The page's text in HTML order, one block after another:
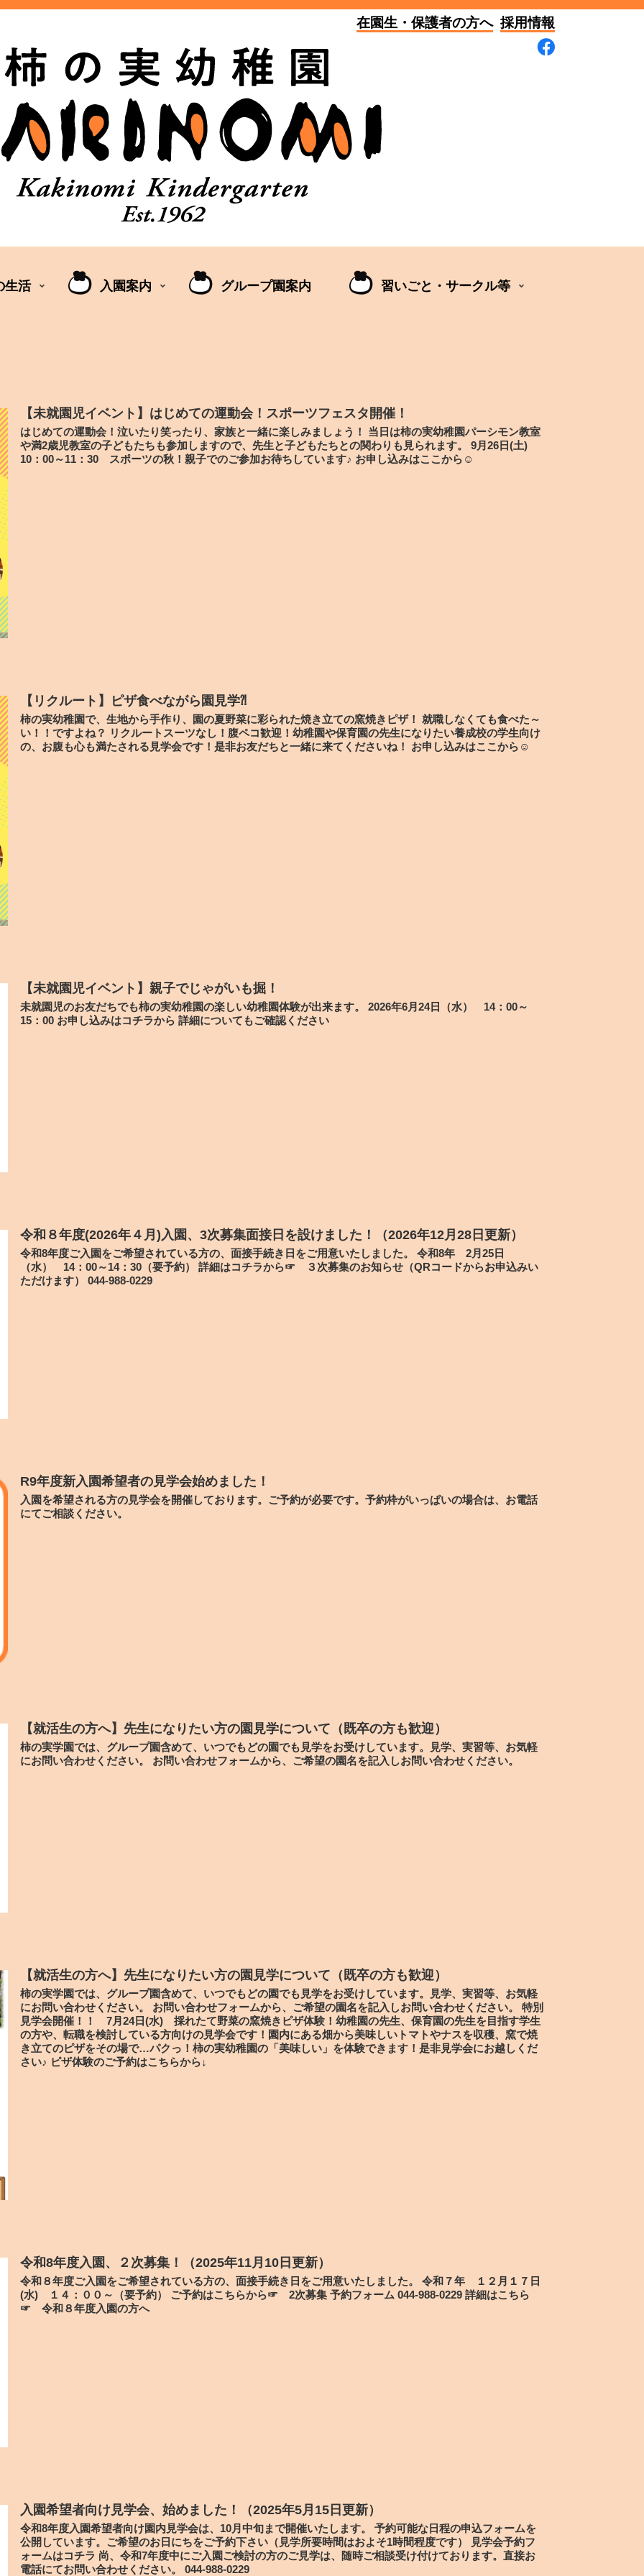
在園生・保護者の方へ 採用情報
生活 入園案内 グループ園案内 習いごと・サークル等
【未就園児イベント】はじめての運動会！スポーツフェスタ開催！
はじめての運動会！泣いたり笑ったり、家族と一緒に楽しみましょう！ 当日は柿の実幼稚園パーシモン教室
や満2歳児教室の子どもたちも参加しますので、先生と子どもたちとの関わりも見られます。 9月26日(土)
10：00～11：30 スポーツの秋！親子でのご参加お待ちしています♪ お申し込みはここから☺
【リクルート】ピザ食べながら園見学⁈
柿の実幼稚園で、生地から手作り、園の夏野菜に彩られた焼き立ての窯焼きピザ！ 就職しなくても食べた～
い！！ですよね？ リクルートスーツなし！腹ペコ歓迎！幼稚園や保育園の先生になりたい養成校の学生向け
の、お腹も心も満たされる見学会です！是非お友だちと一緒に来てくださいね！ お申し込みはここから☺
【未就園児イベント】親子でじゃがいも掘！
未就園児のお友だちでも柿の実幼稚園の楽しい幼稚園体験が出来ます。 2026年6月24日（水） 14：00～
15：00 お申し込みはコチラから 詳細についてもご確認ください
令和８年度(2026年４月)入園、3次募集面接日を設けました！（2026年12月28日更新）
令和8年度ご入園をご希望されている方の、面接手続き日をご用意いたしました。 令和8年 2月25日
（水） 14：00～14：30（要予約） 詳細はコチラから☞ ３次募集のお知らせ（QRコードからお申込みい
ただけます） 044-988-0229
R9年度新入園希望者の見学会始めました！
入園を希望される方の見学会を開催しております。ご予約が必要です。予約枠がいっぱいの場合は、お電話
にてご相談ください。
【就活生の方へ】先生になりたい方の園見学について（既卒の方も歓迎）
柿の実学園では、グループ園含めて、いつでもどの園でも見学をお受けしています。見学、実習等、お気軽
にお問い合わせください。 お問い合わせフォームから、ご希望の園名を記入しお問い合わせください。
【就活生の方へ】先生になりたい方の園見学について（既卒の方も歓迎）
柿の実学園では、グループ園含めて、いつでもどの園でも見学をお受けしています。見学、実習等、お気軽
にお問い合わせください。 お問い合わせフォームから、ご希望の園名を記入しお問い合わせください。 特別
見学会開催！！ 7月24日(水) 採れたて野菜の窯焼きピザ体験！幼稚園の先生、保育園の先生を目指す学生
の方や、転職を検討している方向けの見学会です！園内にある畑から美味しいトマトやナスを収穫、窯で焼
き立てのピザをその場で…パクっ！柿の実幼稚園の「美味しい」を体験できます！是非見学会にお越しくだ
さい♪ ピザ体験のご予約はこちらから↓
令和8年度入園、２次募集！（2025年11月10日更新）
令和８年度ご入園をご希望されている方の、面接手続き日をご用意いたしました。 令和７年 １２月１７日
(水) １４：００～（要予約） ご予約はこちらから☞ 2次募集 予約フォーム 044-988-0229 詳細はこちら
☞ 令和８年度入園の方へ
入園希望者向け見学会、始めました！（2025年5月15日更新）
令和8年度入園希望者向け園内見学会は、10月中旬まで開催いたします。 予約可能な日程の申込フォームを
公開しています。ご希望のお日にちをご予約下さい（見学所要時間はおよそ1時間程度です） 見学会予約フ
ォームはコチラ 尚、令和7年度中にご入園ご検討の方のご見学は、随時ご相談受け付けております。直接お
電話にてお問い合わせください。 044-988-0229